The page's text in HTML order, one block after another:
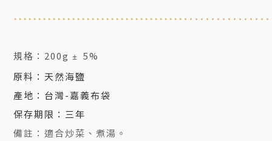
................................................
規格：200g ± 5%
原料： 天然海鹽
產地：台灣-嘉義布袋
保存期限：三年
備註： 適合炒菜 、煮湯 。